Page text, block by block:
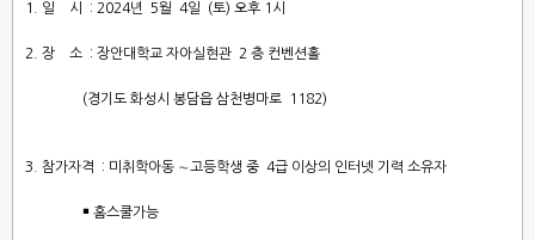
1. 일 시 : 2024년 5월 4일 (토) 오후 1 시
2. 장 소 : 장안대학교 자아실현관 2 층 컨벤션홀
(경기도 화성시 봉담읍 삼천병마로 1182)
3. 참가자격 : 미취학아동 ∼고등학생 중 4급 이상의 인터넷 기력 소유자
￭ 홈스쿨가능